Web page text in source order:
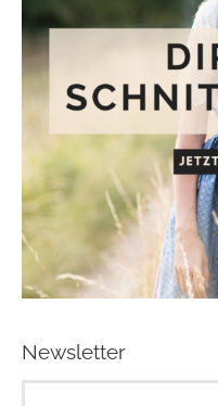
Newsletter